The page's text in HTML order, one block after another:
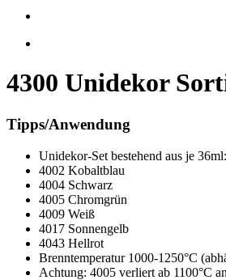
4300 Unidekor
Tipps/Anwendung
Unidekor-Set bestehend aus je 36ml:
4002 Kobaltblau
4004 Schwarz
4005 Chromgrün
4009 Weiß
4017 Sonnengelb
4043 Hellrot
Brenntemperatur 1000-1250°C
Achtung: 4005 verliert ab 1100°C